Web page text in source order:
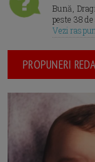
Bună,
peste 38
Vezi
PROPUNERI